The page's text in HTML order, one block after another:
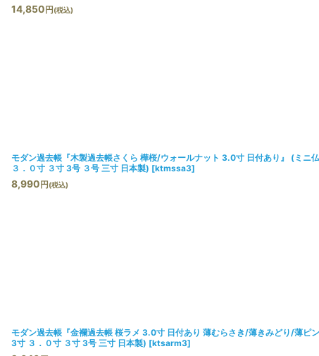
14,850 円 (税込)
モダン過去帳『木製過去帳さくら 樺桜/ウォールナット 3.0寸 日付あり』 (ミニ
３．０寸 ３寸 3号 ３号 三寸 日本製) [ktmssa3]
8,990 円 (税込)
モダン過去帳『金襴過去帳 桜ラメ 3.0寸 日付あり 薄むらさき/薄きみどり/薄ピ
3寸 ３．０寸 ３寸 3号 三寸 日本製) [ktsarm3]